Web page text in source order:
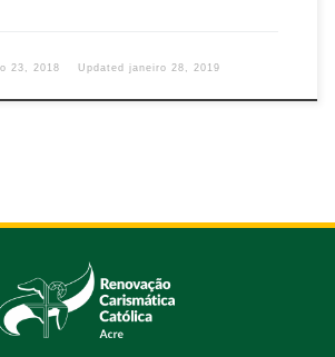
23, 2018 Updated janeiro 28, 2019